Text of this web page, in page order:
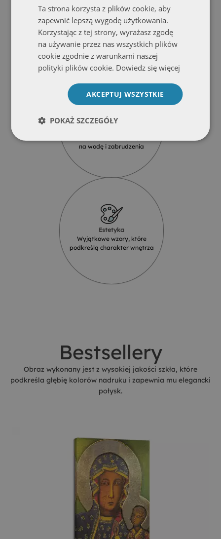
Solidność
Produkty z najlepszych materiałów
od renomowanych dostawców
na wodę i zabrudzenia
Estetyka
Wyjątkowe wzory, które
podkreślą charakter wnętrza
Bestsellery
Obraz wykonany jest z wysokiej jakości szkła, które
podkreśla głębię kolorów nadruku i zapewnia mu elegancki
połysk.
Ta strona korzysta z plików cookie, aby
zapewnić lepszą wygodę użytkowania.
Korzystając z tej strony, wyrażasz zgodę
na używanie przez nas wszystkich plików
cookie zgodnie z warunkami naszej
polityki plików cookie. Dowiedz się więcej
AKCEPTUJ WSZYSTKIE
POKAŻ SZCZEGÓŁY